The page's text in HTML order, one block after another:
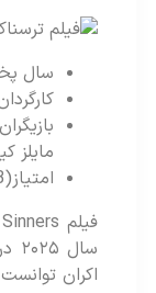
سال
مایلز
امتیاز(IMDB): 7.6 از 10
اکران